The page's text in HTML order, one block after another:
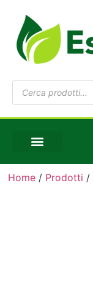
Home / Prodotti /